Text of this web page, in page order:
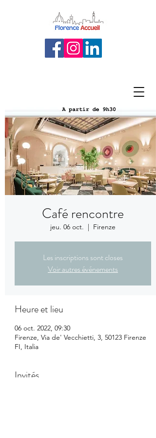
Café rencontre
jeu. 06 oct.
  |
Firenze
Les inscriptions sont closes
Voir autres événements
Heure et lieu
06 oct. 2022, 09:30
Firenze, Via de' Vecchietti, 3, 50123 Firenze
FI, Italia
Invités